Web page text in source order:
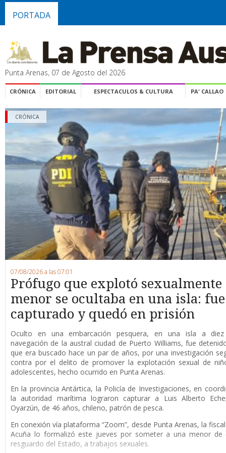
PORTADA
Punta Arenas, 07 de Agosto del 2026
CRÓNICA EDITORIAL ESPECTACULOS & CULTURA PA' CALLAO
CRÓNICA
07/08/2026 a las 07:01
Prófugo que explotó sexualmente
menor se ocultaba en una isla: fue
capturado y quedó en prisión
Oculto en una embarcación pesquera, en una isla a
navegación de la austral ciudad de Puerto Williams, fue
que era buscado hace un par de años, por una investigación
contra por el delito de promover la explotación sexual de
adolescentes, hecho ocurrido en Punta Arenas.
En la provincia Antártica, la Policía de Investigaciones, en
la autoridad marítima lograron capturar a Luis Alberto
Oyarzún, de 46 años, chileno, patrón de pesca.
En conexión vía plataforma “Zoom”, desde Punta Arenas, la
Acuña lo formalizó este jueves por someter a una menor de
resguardo del Estado, a trabajos sexuales.